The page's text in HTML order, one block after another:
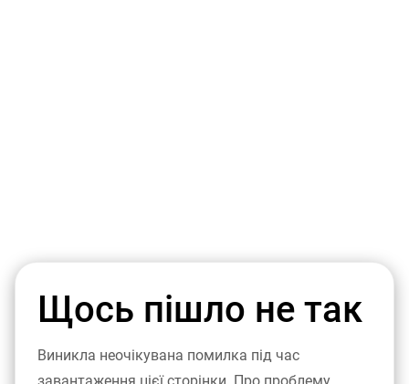
Щось пішло не так
Виникла неочікувана помилка під час